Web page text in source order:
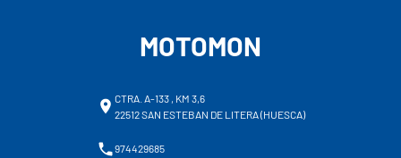
MOTOMON
CTRA. A-133 , KM 3,6
22512 SAN ESTEBAN DE LITERA (HUESCA)
974429685